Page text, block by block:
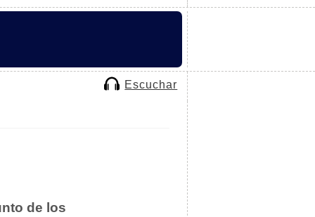
Escuchar
de los